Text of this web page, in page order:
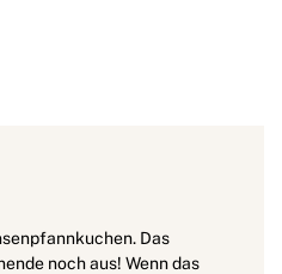
Das
noch aus! Wenn das